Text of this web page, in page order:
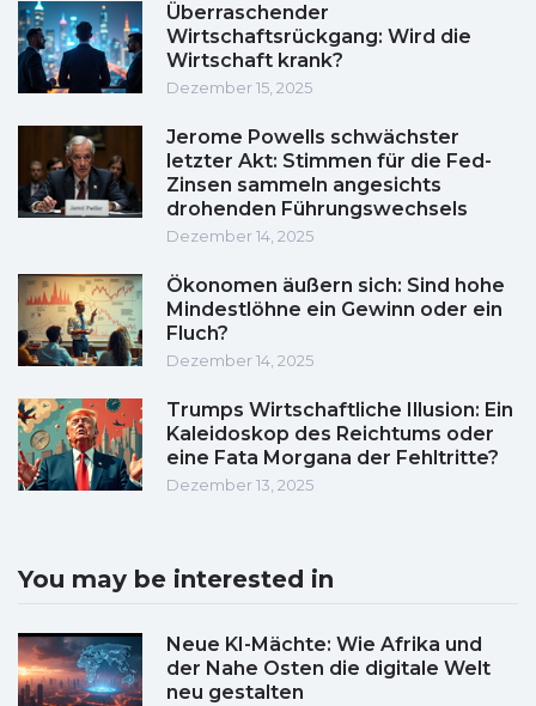
Überraschender
Wirtschaftsrückgang: Wird die
Wirtschaft krank?
Dezember 15, 2025
Jerome Powells schwächster
letzter Akt: Stimmen für die Fed-
Zinsen sammeln angesichts
drohenden Führungswechsels
Dezember 14, 2025
Ökonomen äußern sich: Sind hohe
Mindestlöhne ein Gewinn oder ein
Fluch?
Dezember 14, 2025
Trumps Wirtschaftliche Illusion: Ein
Kaleidoskop des Reichtums oder
eine Fata Morgana der Fehltritte?
Dezember 13, 2025
You may be interested in
Neue KI-Mächte: Wie Afrika und
der Nahe Osten die digitale Welt
neu gestalten